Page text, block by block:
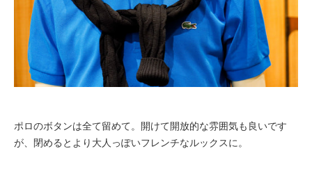
ポロのボタンは全て留めて。開けて開放的な雰囲気も良いです
が、閉めるとより大人っぽいフレンチなルックスに。